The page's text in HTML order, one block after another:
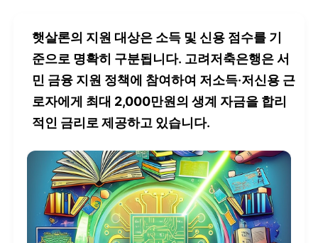
햇살론의 지원 대상은 소득 및 신용 점수를 기
준으로 명확히 구분됩니다. 고려저축은행은 서
민 금융 지원 정책에 참여하여 저소득·저신용 근
로자에게 최대 2,000만원 의 생계 자금을 합리
적인 금리로 제공하고 있습니다.